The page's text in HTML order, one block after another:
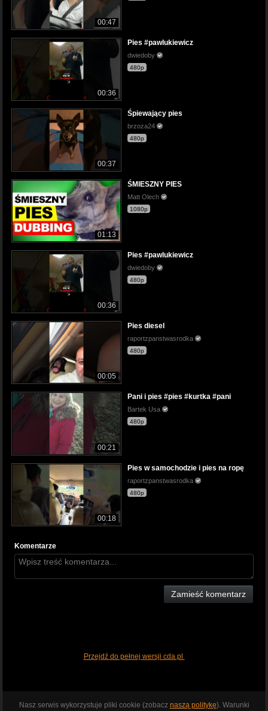
00:47
00:36
Pies #pawlukiewicz
dwiedoby
480p
00:37
Śpiewający pies
brzoza24
480p
01:13
ŚMIESZNY PIES
Matt Olech
1080p
00:36
Pies #pawlukiewicz
dwiedoby
480p
00:05
Pies diesel
raportzpanstwasrodka
480p
00:21
Pani i pies #pies #kurtka #pani
Bartek Usa
480p
00:18
Pies w samochodzie i pies na ropę
raportzpanstwasrodka
480p
Komentarze
Zamieść komentarz
Przejdź do pełnej wersji cda.pl
Nasz serwis wykorzystuje pliki cookie (zobacz naszą politykę). Warunki